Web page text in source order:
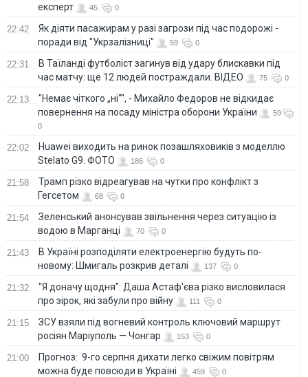
експерт
45 0
22:42
Як діяти пасажирам у разі загрози під час подорожі -
поради від "Укрзалізниці"
59 0
22:31
В Таїланді футболіст загинув від удару блискавки під
час матчу: ще 12 людей постраждали. ВІДЕО
75 0
22:13
"Немає чіткого „ні“", - Михайло Федоров не відкидає
повернення на посаду міністра оборони України
59
0
22:02
Huawei виходить на ринок позашляховиків з моделлю
Stelato G9. ФОТО
186 0
21:58
Трамп різко відреагував на чутки про конфлікт з
Гегсетом
68 0
21:54
Зеленський анонсував звільнення через ситуацію із
водою в Марганці
70 0
21:43
В Україні розподіляти електроенергію будуть по-
новому: Шмигаль розкрив деталі
137 0
21:32
"Я доначу щодня": Даша Астаф'єва різко висловилася
про зірок, які забули про війну
111 0
21:15
ЗСУ взяли під вогневий контроль ключовий маршрут
росіян Маріуполь — Чонгар
153 0
21:00
Прогноз: 9-го серпня дихати легко свіжим повітрям
можна буде повсюди в Україні
459 0